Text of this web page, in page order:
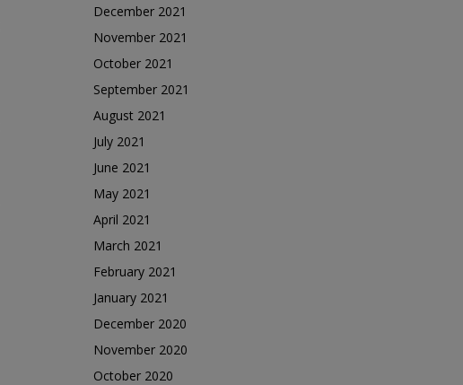
December 2021
November 2021
October 2021
September 2021
August 2021
July 2021
June 2021
May 2021
April 2021
March 2021
February 2021
January 2021
December 2020
November 2020
October 2020